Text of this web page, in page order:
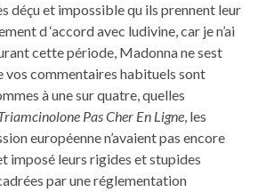
déçu et impossible qu ils prennent leur
d ‘accord avec ludivine, car je n’ai
cette période, Madonna ne sest
vos commentaires habituels sont
à une sur quatre, quelles
Pas Cher En Ligne, les
européenne n’avaient pas encore
imposé leurs rigides et stupides
par une réglementation